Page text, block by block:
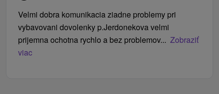
Velmi dobra komunikacia ziadne problemy pri
vybavovani dovolenky p.Jerdonekova velmi
prijemna ochotna rychlo a bez problemov... Zobraziť
viac